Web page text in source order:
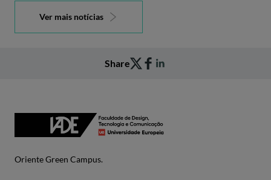
Ver mais notícias
Share
Oriente Green Campus.